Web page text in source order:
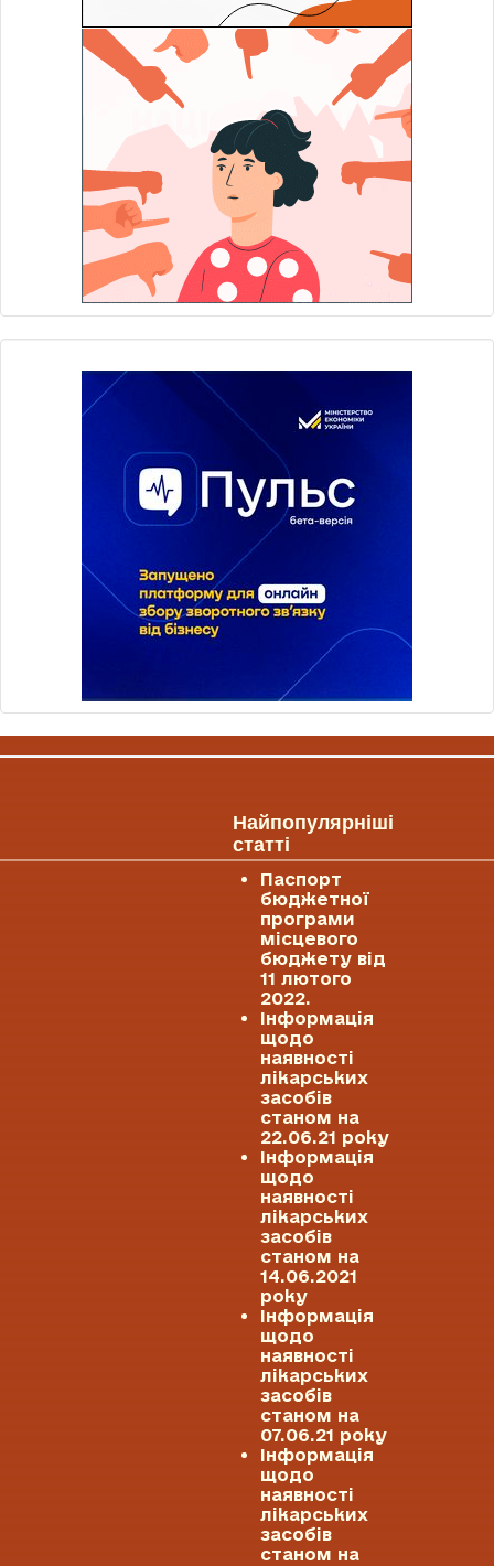
Найпопулярніші
статті
Паспорт
бюджетної
програми
місцевого
бюджету від
11 лютого
2022.
Інформація
щодо
наявності
лікарських
засобів
станом на
22.06.21 року
Інформація
щодо
наявності
лікарських
засобів
станом на
14.06.2021
року
Інформація
щодо
наявності
лікарських
засобів
станом на
07.06.21 року
Інформація
щодо
наявності
лікарських
засобів
станом на